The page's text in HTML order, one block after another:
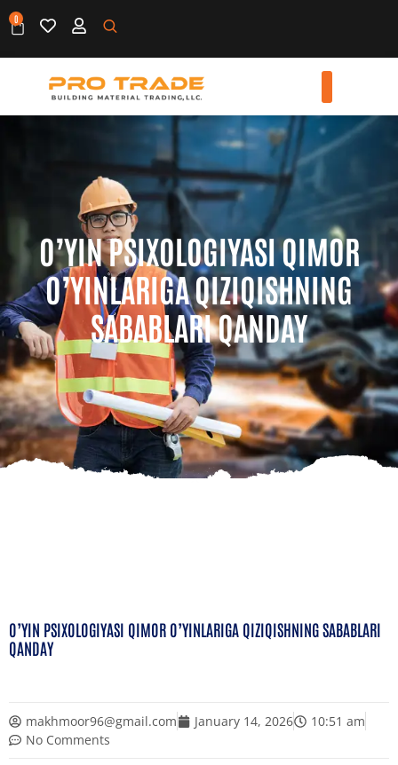
0
O’YIN PSIXOLOGIYASI QIMOR
O’YINLARIGA QIZIQISHNING
SABABLARI QANDAY
O’YIN PSIXOLOGIYASI QIMOR O’YINLARIGA QIZIQISHNING SABABLARI
QANDAY
makhmoor96@gmail.com January 14, 2026
10:51 am
No Comments